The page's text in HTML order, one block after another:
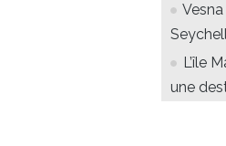
L’île
une